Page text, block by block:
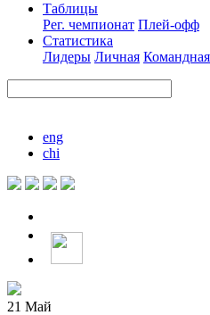
Таблицы
Рег. чемпионат Плей-офф
Статистика
Лидеры Личная Командная
eng
chi
21 Май